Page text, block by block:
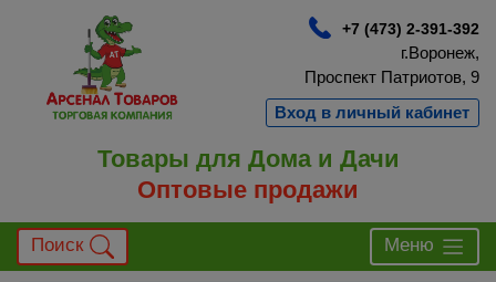
+7 (473) 2-391-392
г.Воронеж,
Проспект Патриотов, 9
Вход в личный кабинет
Товары для Дома и Дачи
Оптовые продажи
Поиск Меню